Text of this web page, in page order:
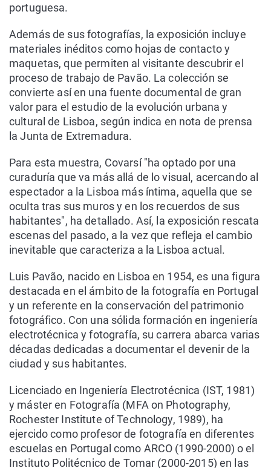
portuguesa.
Además de sus fotografías, la exposición incluye
materiales inéditos como hojas de contacto y
maquetas, que permiten al visitante descubrir el
proceso de trabajo de Pavão. La colección se
convierte así en una fuente documental de gran
valor para el estudio de la evolución urbana y
cultural de Lisboa, según indica en nota de prensa
la Junta de Extremadura.
Para esta muestra, Covarsí "ha optado por una
curaduría que va más allá de lo visual, acercando al
espectador a la Lisboa más íntima, aquella que se
oculta tras sus muros y en los recuerdos de sus
habitantes", ha detallado. Así, la exposición rescata
escenas del pasado, a la vez que refleja el cambio
inevitable que caracteriza a la Lisboa actual.
Luis Pavão, nacido en Lisboa en 1954, es una figura
destacada en el ámbito de la fotografía en Portugal
y un referente en la conservación del patrimonio
fotográfico. Con una sólida formación en ingeniería
electrotécnica y fotografía, su carrera abarca varias
décadas dedicadas a documentar el devenir de la
ciudad y sus habitantes.
Licenciado en Ingeniería Electrotécnica (IST, 1981)
y máster en Fotografía (MFA on Photography,
Rochester Institute of Technology, 1989), ha
ejercido como profesor de fotografía en diferentes
escuelas en Portugal como ARCO (1990-2000) o el
Instituto Politécnico de Tomar (2000-2015) en las